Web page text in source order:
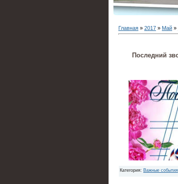
Главная » 2017 » Май »
Последний
Категория: Важные события